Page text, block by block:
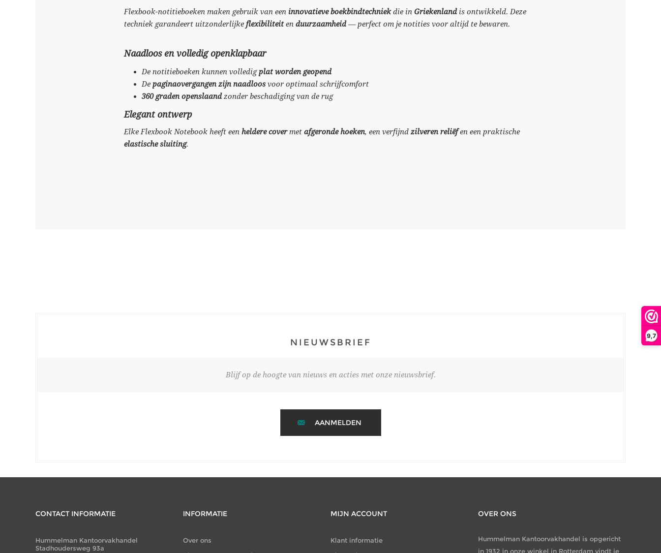
9,7
Flexbook-notitieboeken maken gebruik van een innovatieve boekbindtechniekdie in Griekenlandis ontwikkeld. Deze
techniek garandeert uitzonderlijke flexibiliteiten duurzaamheid— perfect om je notities voor altijd te bewaren.
Naadloos en volledig openklapbaar
De notitieboeken kunnen volledigplat worden geopend
De paginaovergangen zijn naadloos voor optimaal schrijfcomfort
360 graden openslaandzonder beschadiging van de rug
Elegant ontwerp
Elke Flexbook Notebook heeft een heldere covermet afgeronde hoeken, een verfijnd zilveren reliëfen een praktische
elastische sluiting.
NIEUWSBRIEF
Blijf op de hoogte van nieuws en acties met onze nieuwsbrief.
AANMELDEN
CONTACT INFORMATIE
Hummelman Kantoorvakhandel
Stadhoudersweg 93a
INFORMATIE
Over ons
MIJN ACCOUNT
Klant informatie
OVER ONS
Hummelman Kantoorvakhandel is opgericht
in 1932 in onze winkel in Rotterdam vindt je